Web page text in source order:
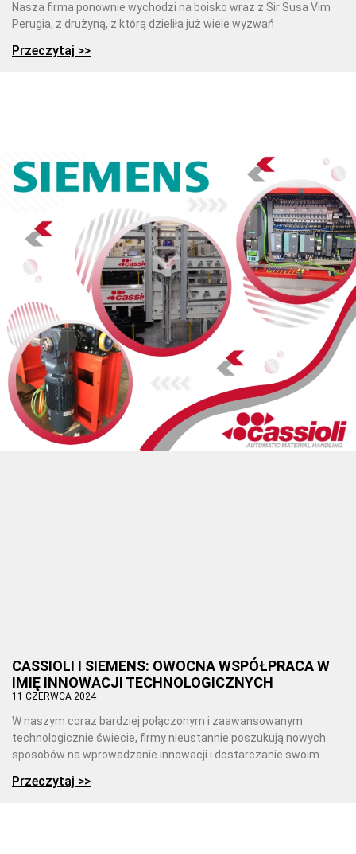
Nasza firma ponownie wychodzi na boisko wraz z Sir Susa Vim
Perugia, z drużyną, z którą dzieliła już wiele wyzwań
Przeczytaj >>
CASSIOLI I SIEMENS: OWOCNA WSPÓŁPRACA W
IMIĘ INNOWACJI TECHNOLOGICZNYCH
11 CZERWCA 2024
W naszym coraz bardziej połączonym i zaawansowanym
technologicznie świecie, firmy nieustannie poszukują nowych
sposobów na wprowadzanie innowacji i dostarczanie swoim
Przeczytaj >>